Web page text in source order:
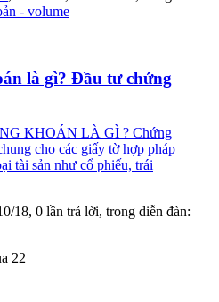
- volume
là gì? Đầu tư chứng
KHOÁN LÀ GÌ ? Chứng
cho các giấy tờ hợp pháp
tài sản như cổ phiếu, trái
18, 0 lần trả lời, trong diễn đàn:
22